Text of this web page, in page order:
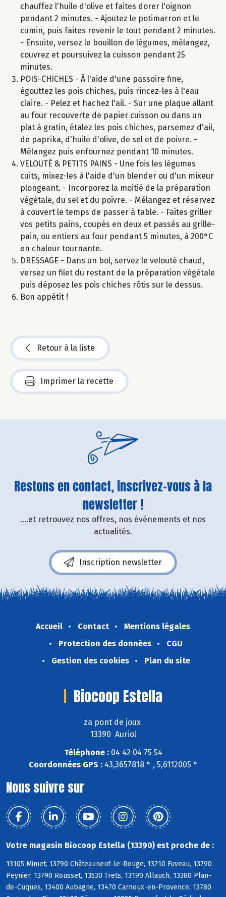
chauffez l'huile d'olive et faites dorer l'oignon
pendant 2 minutes. - Ajoutez le potimarron et le
cumin, puis faites revenir le tout pendant 2 minutes.
- Ensuite, versez le bouillon de légumes, mélangez,
couvrez et poursuivez la cuisson pendant 25
minutes.
POIS-CHICHES - À l'aide d'une passoire fine,
égouttez les pois chiches, puis rincez-les à l'eau
claire. - Pelez et hachez l'ail. - Sur une plaque allant
au four recouverte de papier cuisson ou dans un
plat à gratin, étalez les pois chiches, parsemez d'ail,
de paprika, d'huile d'olive, de sel et de poivre. -
Mélangez puis enfournez pendant 10 minutes.
VELOUTÉ & PETITS PAINS - Une fois les légumes
cuits, mixez-les à l'aide d'un blender ou d'un mixeur
plongeant. - Incorporez la moitié de la préparation
végétale, du sel et du poivre. - Mélangez et réservez
à couvert le temps de passer à table. - Faites griller
vos petits pains, coupés en deux et passés au grille-
pain, ou entiers au four pendant 5 minutes, à 200°C
en chaleur tournante.
DRESSAGE - Dans un bol, servez le velouté chaud,
versez un filet du restant de la préparation végétale
puis déposez les pois chiches rôtis sur le dessus.
Bon appétit !
Retour à la liste
Imprimer la recette
Restons en contact, inscrivez-vous à la
newsletter !
....et retrouvez nos offres, nos événements et nos
actualités.
Inscription newsletter
Accueil Contact
Mentions légales
Protection des données
CGU
Gestion des cookies
Plan du site
Biocoop Estella
za pont de joux
13390 Auriol
Téléphone :04 42 04 75 54
Coordonnées GPS :43,3657818 ° , 5,6112005 °
Nous suivre sur
Votre magasin Biocoop Estella (13390) est proche de :
13105 Mimet, 13790 Châteauneuf-le-Rouge, 13710 Fuveau, 13790
Peynier, 13790 Rousset, 13530 Trets, 13190 Allauch, 13380 Plan-
de-Cuques, 13400 Aubagne, 13470 Carnoux-en-Provence, 13780